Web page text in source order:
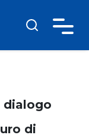
dialogo
di